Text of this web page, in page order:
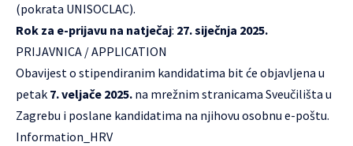
(pokrata UNISOCLAC).
Rok za e-prijavu na natječaj: 27. siječnja 2025.
PRIJAVNICA / APPLICATION
Obavijest o stipendiranim kandidatima bit će objavljena u
petak 7. veljače 2025. na mrežnim stranicama Sveučilišta u
Zagrebu i poslane kandidatima na njihovu osobnu e-poštu.
Information_HRV